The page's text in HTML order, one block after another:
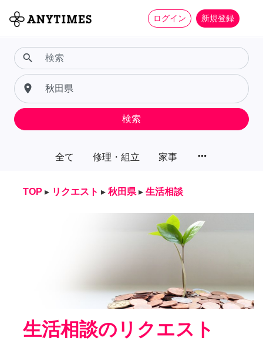
ログイン 新規登録
全て 修理・組立 家事 more_horiz
search
place
検索
TOP ▸ リクエスト ▸ 秋田県 ▸ 生活相談
生活相談のリクエスト